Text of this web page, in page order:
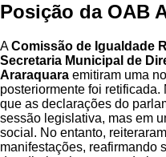
Posição da OAB
AComissão de Igualdade
Secretaria Municipal de
Araraquara emitiram uma
posteriormente foi retificada.
que as declarações do
sessão legislativa, mas em
social. No entanto,
manifestações, reafirmando